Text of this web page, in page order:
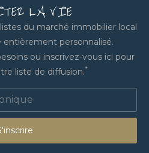
LA VIE
du marché immobilier local
entièrement personnalisé.
ou inscrivez-vous ici pour
liste de diffusion.*